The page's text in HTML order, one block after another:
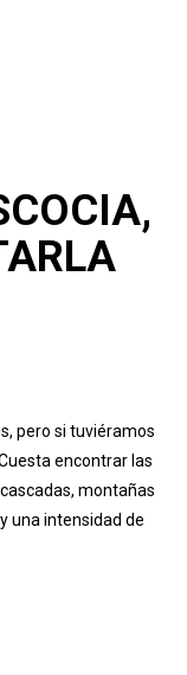
pero si tuviéramos
encontrar las
montañas
una intensidad de